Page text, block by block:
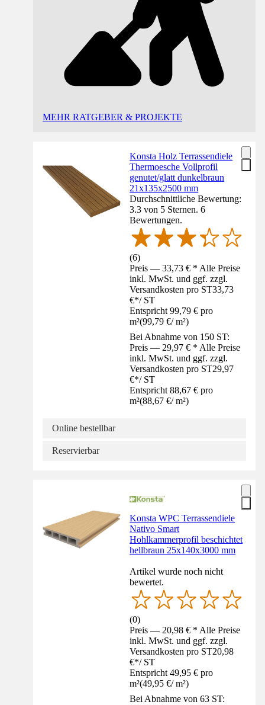
MEHR RATGEBER & PROJEKTE
Konsta Holz Terrassendiele
Thermoesche Vollprofil
genutet/glatt dunkelbraun
21x135x2500 mm
Durchschnittliche Bewertung:
3.3 von 5 Sternen. 6
Bewertungen.
(6)
Preis — 33,73 € * Alle Preise
inkl. MwSt. und ggf. zzgl.
Versandkosten pro ST33,73
€*/ ST
Entspricht 99,79 € pro
m²(99,79 €/ m²)
Bei Abnahme von 150 ST:
Preis — 29,97 € * Alle Preise
inkl. MwSt. und ggf. zzgl.
Versandkosten pro ST29,97
€*/ ST
Entspricht 88,67 € pro
m²(88,67 €/ m²)
Online bestellbar
Reservierbar
Konsta WPC Terrassendiele
Nativo Smart
Hohlkammerprofil beschichtet
hellbraun 25x140x3000 mm
Artikel wurde noch nicht
bewertet.
(0)
Preis — 20,98 € * Alle Preise
inkl. MwSt. und ggf. zzgl.
Versandkosten pro ST20,98
€*/ ST
Entspricht 49,95 € pro
m²(49,95 €/ m²)
Bei Abnahme von 63 ST: